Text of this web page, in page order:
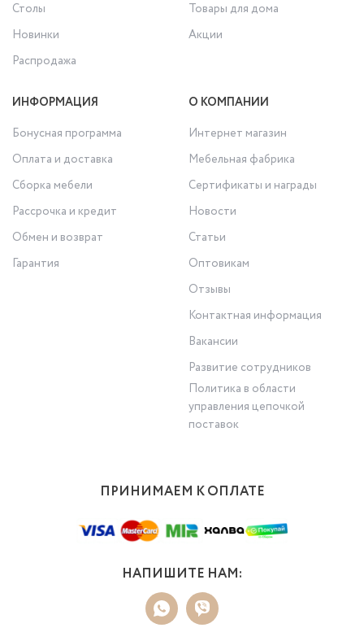
Столы
Товары для дома
Новинки
Акции
Распродажа
ИНФОРМАЦИЯ
Бонусная программа
Оплата и доставка
Сборка мебели
Рассрочка и кредит
Обмен и возврат
Гарантия
О КОМПАНИИ
Интернет магазин
Мебельная фабрика
Сертификаты и награды
Новости
Статьи
Оптовикам
Отзывы
Контактная информация
Вакансии
Развитие сотрудников
Политика в области
управления цепочкой
поставок
ПРИНИМАЕМ К ОПЛАТЕ
НАПИШИТЕ НАМ: